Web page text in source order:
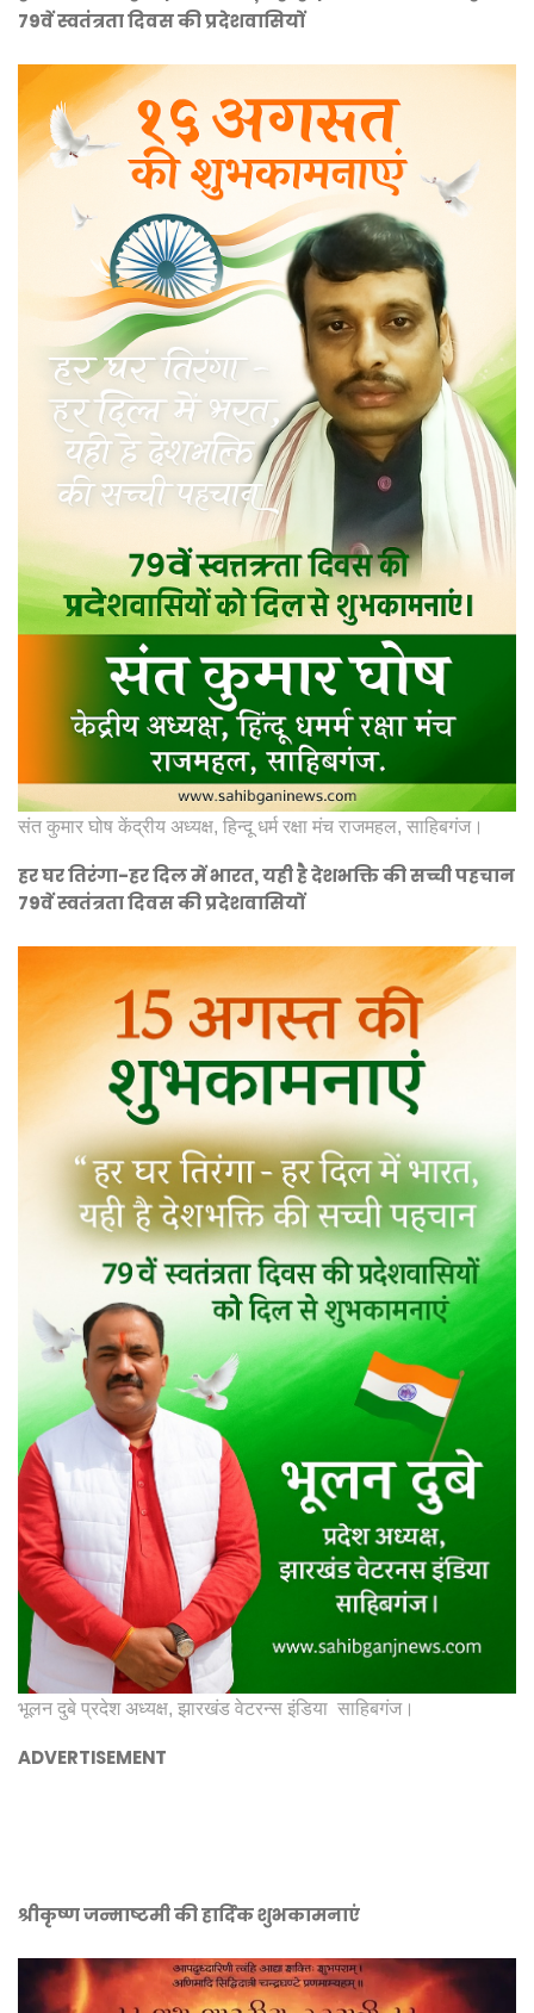
79वें स्वतंत्रता दिवस की प्रदेशवासियों
संत कुमार घोष केंद्रीय अध्यक्ष, हिन्दू धर्म रक्षा मंच राजमहल, साहिबगंज।
हर घर तिरंगा-हर दिल में भारत, यही है देशभक्ति की सच्ची पहचान
79वें स्वतंत्रता दिवस की प्रदेशवासियों
भूलन दुबे प्रदेश अध्यक्ष, झारखंड वेटरन्स इंडिया साहिबगंज।
ADVERTISEMENT
श्रीकृष्ण जन्माष्टमी की हार्दिक शुभकामनाएं